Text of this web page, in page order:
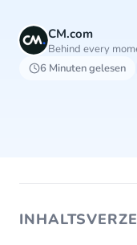
CM.com
Behind every
6 Minuten gelesen